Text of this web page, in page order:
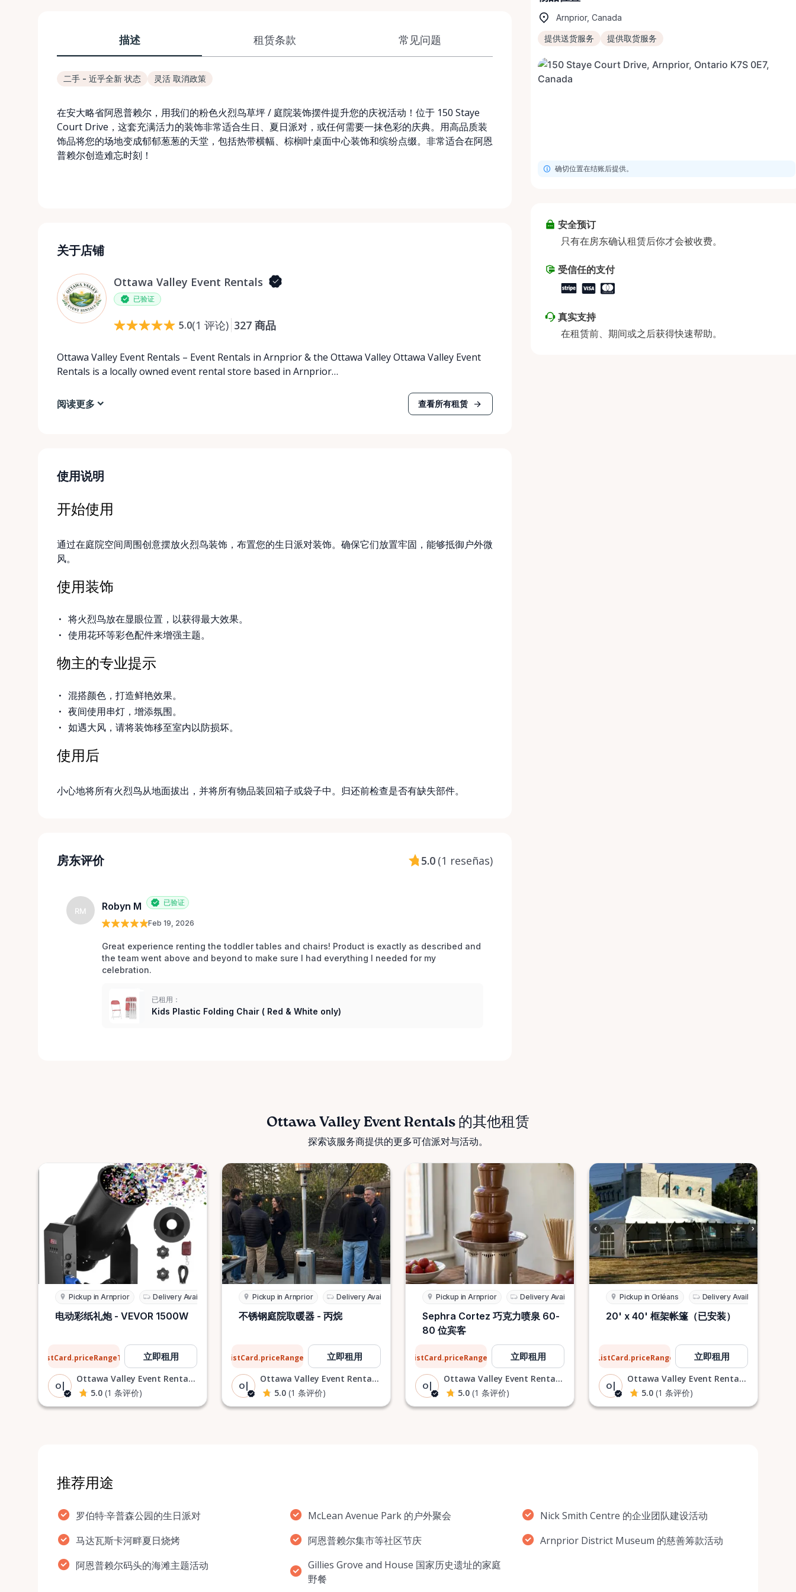
描述 租赁条款 常见问题
二手 - 近乎全新 状态 灵活 取消政策
在安大略省阿恩普赖尔，用我们的粉色火烈鸟草坪 / 庭院装饰摆件提升您的庆祝活动！位于 150 Staye
Court Drive，这套充满活力的装饰非常适合生日、夏日派对，或任何需要一抹色彩的庆典。用高品质装
饰品将您的场地变成郁郁葱葱的天堂，包括热带横幅、棕榈叶桌面中心装饰和缤纷点缀。非常适合在阿恩
普赖尔创造难忘时刻！
关于店铺
Ottawa Valley Event Rentals
已验证
5.0(1 评论) 327 商品
Ottawa Valley Event Rentals – Event Rentals in Arnprior & the Ottawa Valley Ottawa Valley Event
Rentals is a locally owned event rental store based in Arnprior…
阅读更多 查看所有租赁
使用说明
开始使用
通过在庭院空间周围创意摆放火烈鸟装饰，布置您的生日派对装饰。确保它们放置牢固，能够抵御户外微
风。
使用装饰
将火烈鸟放在显眼位置，以获得最大效果。
使用花环等彩色配件来增强主题。
物主的专业提示
混搭颜色，打造鲜艳效果。
夜间使用串灯，增添氛围。
如遇大风，请将装饰移至室内以防损坏。
使用后
小心地将所有火烈鸟从地面拔出，并将所有物品装回箱子或袋子中。归还前检查是否有缺失部件。
房东评价 5.0 (1 reseñas)
RM Robyn M 已验证
Feb 19, 2026
Great experience renting the toddler tables and chairs! Product is exactly as described and
the team went above and beyond to make sure I had everything I needed for my
celebration.
已租用：
Kids Plastic Folding Chair ( Red & White only)
Arnprior, Canada
提供送货服务 提供取货服务
确切位置在结账后提供。
安全预订
只有在房东确认租赁后你才会被收费。
受信任的支付
真实支持
在租赁前、期间或之后获得快速帮助。
Ottawa Valley Event Rentals 的其他租赁
探索该服务商提供的更多可信派对与活动。
电动彩纸礼炮 - VEVOR 1500W
Pickup in Arnprior Delivery Available
ListCard.priceRangeTo 立即租用
O|
Ottawa Valley Event Rentals |
5.0 (1 条评价)
不锈钢庭院取暖器 - 丙烷
Pickup in Arnprior Delivery Available
ListCard.priceRangeTo 每天立即租用
O|
Ottawa Valley Event Rentals |
5.0 (1 条评价)
Sephra Cortez 巧克力喷泉 60-
80 位宾客
Pickup in Arnprior Delivery Available
ListCard.priceRangeTo 每天立即租用
O|
Ottawa Valley Event Rentals |
5.0 (1 条评价)
20' x 40' 框架帐篷（已安装）
Pickup in Orléans Delivery Available
ListCard.priceRangeTo 每天立即租用
O|
Ottawa Valley Event Rentals |
5.0 (1 条评价)
推荐用途
罗伯特·辛普森公园的生日派对
马达瓦斯卡河畔夏日烧烤
阿恩普赖尔码头的海滩主题活动
McLean Avenue Park 的户外聚会
阿恩普赖尔集市等社区节庆
Gillies Grove and House 国家历史遗址的家庭
野餐
Nick Smith Centre 的企业团队建设活动
Arnprior District Museum 的慈善筹款活动